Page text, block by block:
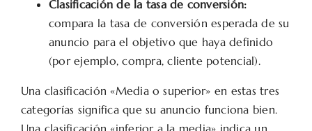
Clasificación de la tasa de conversión:
compara la tasa de conversión esperada de su
anuncio para el objetivo que haya definido
(por ejemplo, compra, cliente potencial).
Una clasificación «Media o superior» en estas tres
categorías significa que su anuncio funciona bien.